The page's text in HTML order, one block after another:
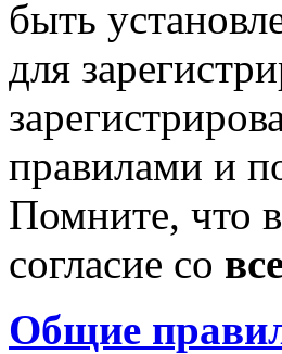
быть
для
правилами и
Помните, что
согласие со
Общие